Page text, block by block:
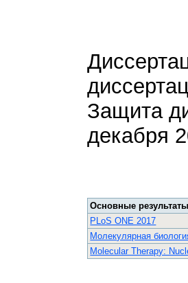
Защита
декабря
Основные
PLoS ONE 2017
Молекулярная
Molecular Therapy: